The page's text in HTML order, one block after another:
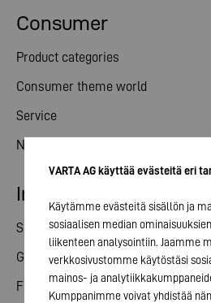
Consumer
Product categories
Consumer theme world
Service
News
Investor relations
Share
General meeting
Financial calendar
VARTA AG käyttää evästeitä eri
Käytämme evästeitä sisällön ja
sosiaalisen median
liikenteen analysointiin. Jaamme
verkkosivustomme käytöstäsi
mainos- ja
Kumppanimme voivat yhdistää